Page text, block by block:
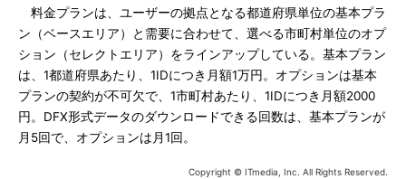
料金プランは、ユーザーの拠点となる都道府県単位の基本プラ
ン（ベースエリア）と需要に合わせて、選べる市町村単位のオプ
ション（セレクトエリア）をラインアップしている。基本プラン
は、1都道府県あたり、1IDにつき月額1万円。オプションは基本
プランの契約が不可欠で、1市町村あたり、1IDにつき月額2000
円。DFX形式データのダウンロードできる回数は、基本プランが
月5回で、オプションは月1回。
Copyright © ITmedia, Inc. All Rights Reserved.